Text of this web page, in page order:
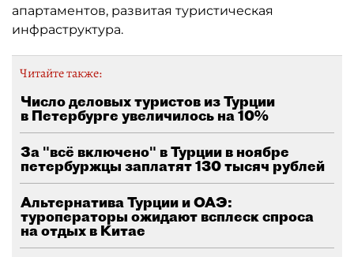
апартаментов, развитая туристическая
инфраструктура.
Читайте также:
Число деловых туристов из Турции
в Петербурге увеличилось на 10%
За "всё включено" в Турции в ноябре
петербуржцы заплатят 130 тысяч рублей
Альтернатива Турции и ОАЭ:
туроператоры ожидают всплеск спроса
на отдых в Китае